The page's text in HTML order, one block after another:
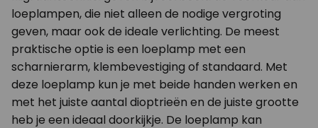
loeplampen, die niet alleen de nodige vergroting
geven, maar ook de ideale verlichting. De meest
praktische optie is een loeplamp met een
scharnierarm, klembevestiging of standaard. Met
deze loeplamp kun je met beide handen werken en
met het juiste aantal dioptrieën en de juiste grootte
heb je een ideaal doorkijkje. De loeplamp kan